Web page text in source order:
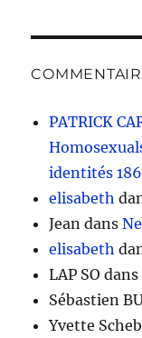
PATRICK
identités
elisabeth
Jean dans
elisabeth
LAP SO dans
Sébastien
Yvette